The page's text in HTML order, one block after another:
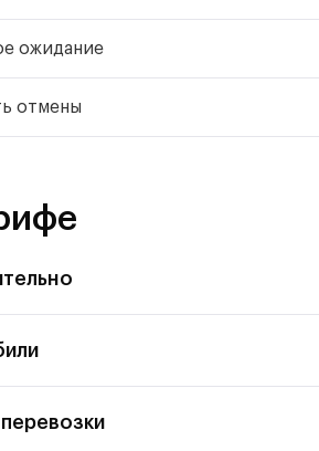
ожидание
отмены